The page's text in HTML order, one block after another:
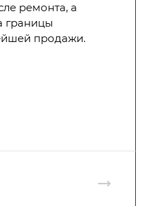
ремонта, а
границы
продажи.